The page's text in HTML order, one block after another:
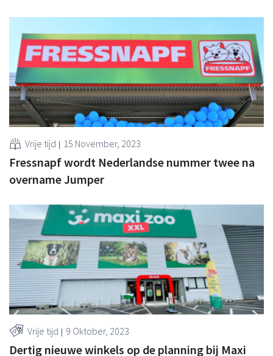
Vrije tijd 15 November, 2023
Fressnapf wordt Nederlandse nummer twee na
overname Jumper
Vrije tijd 9 Oktober, 2023
Dertig nieuwe winkels op de planning bij Maxi